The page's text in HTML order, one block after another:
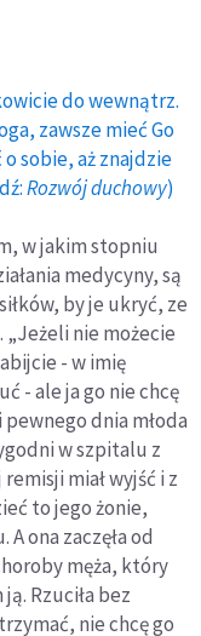
do wewnątrz.
zawsze mieć Go
sobie, aż znajdzie
Rozwój duchowy)
w jakim stopniu
medycyny, są
by je ukryć, ze
nie możecie
- w imię
- ale ja go nie chcę
dnia młoda
w szpitalu z
miał wyjść i z
to jego żonie,
ona zaczęła od
męża, który
Rzuciła bez
nie chcę go